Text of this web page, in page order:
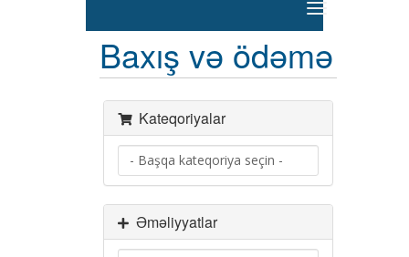
Naviqasiyaya
keçid
Baxış və ödəmə
Kateqoriyalar
Əməliyyatlar